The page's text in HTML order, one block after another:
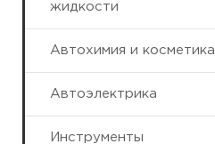
жидкости
Автохимия и косметика
Автоэлектрика
Инструменты